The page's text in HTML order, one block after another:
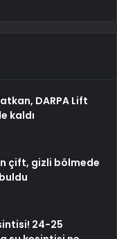
DARPA Lift
kaldı
çift, gizli bölmede
24-25